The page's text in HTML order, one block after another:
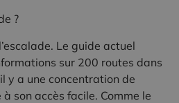
?
Le guide actuel
sur 200 routes dans
y a une concentration de
son accès facile. Comme le